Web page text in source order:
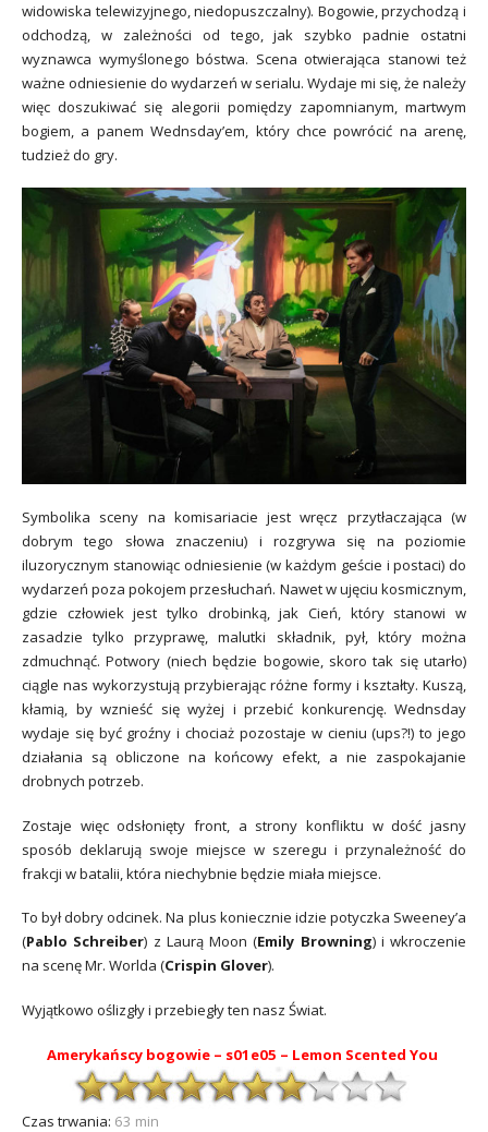
widowiska telewizyjnego, niedopuszczalny). Bogowie, przychodzą i
odchodzą, w zależności od tego, jak szybko padnie ostatni
wyznawca wymyślonego bóstwa. Scena otwierająca stanowi też
ważne odniesienie do wydarzeń w serialu. Wydaje mi się, że należy
więc doszukiwać się alegorii pomiędzy zapomnianym, martwym
bogiem, a panem Wednsday’em, który chce powrócić na arenę,
tudzież do gry.
Symbolika sceny na komisariacie jest wręcz przytłaczająca (w
dobrym tego słowa znaczeniu) i rozgrywa się na poziomie
iluzorycznym stanowiąc odniesienie (w każdym geście i postaci) do
wydarzeń poza pokojem przesłuchań. Nawet w ujęciu kosmicznym,
gdzie człowiek jest tylko drobinką, jak Cień, który stanowi w
zasadzie tylko przyprawę, malutki składnik, pył, który można
zdmuchnąć. Potwory (niech będzie bogowie, skoro tak się utarło)
ciągle nas wykorzystują przybierając różne formy i kształty. Kuszą,
kłamią, by wznieść się wyżej i przebić konkurencję. Wednsday
wydaje się być groźny i chociaż pozostaje w cieniu (ups?!) to jego
działania są obliczone na końcowy efekt, a nie zaspokajanie
drobnych potrzeb.
Zostaje więc odsłonięty front, a strony konfliktu w dość jasny
sposób deklarują swoje miejsce w szeregu i przynależność do
frakcji w batalii, która niechybnie będzie miała miejsce.
To był dobry odcinek. Na plus koniecznie idzie potyczka Sweeney’a
(Pablo Schreiber) z Laurą Moon (Emily Browning) i wkroczenie
na scenę Mr. Worlda (Crispin Glover).
Wyjątkowo oślizgły i przebiegły ten nasz Świat.
Amerykańscy bogowie – s01e05 – Lemon Scented You
Czas trwania: 63 min